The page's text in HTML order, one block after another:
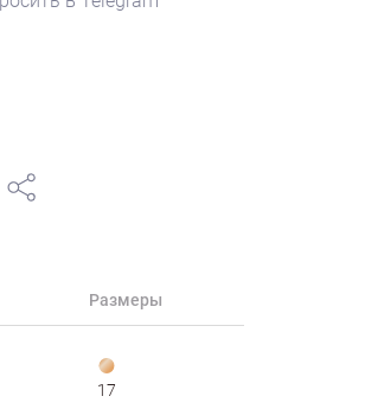
Размеры
17